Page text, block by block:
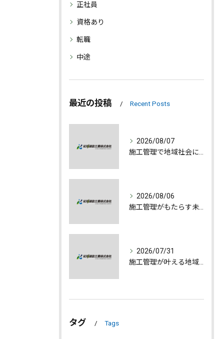
正社員
資格あり
転職
中途
最近の投稿 Recent Posts
2026/08/07
2026/08/06
2026/07/31
タグ Tags